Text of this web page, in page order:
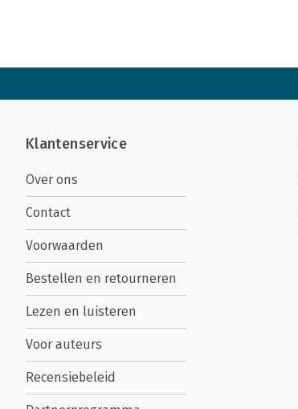
Klantenservice
Over ons
Contact
Voorwaarden
Bestellen en retourneren
Lezen en luisteren
Voor auteurs
Recensiebeleid